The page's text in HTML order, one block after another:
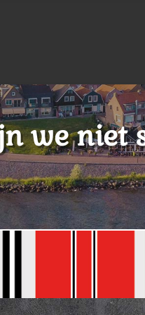
we niet